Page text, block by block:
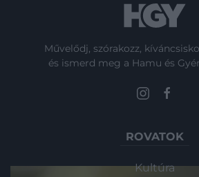
Művelődj, szórakozz,
és ismerd meg a Hamu és
ROVATOK
Kultúra